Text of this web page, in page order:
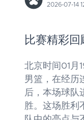
2026-07-14
比赛精彩回
北京时间01月
男篮，在经历
后，本场球队
胜。这场胜利